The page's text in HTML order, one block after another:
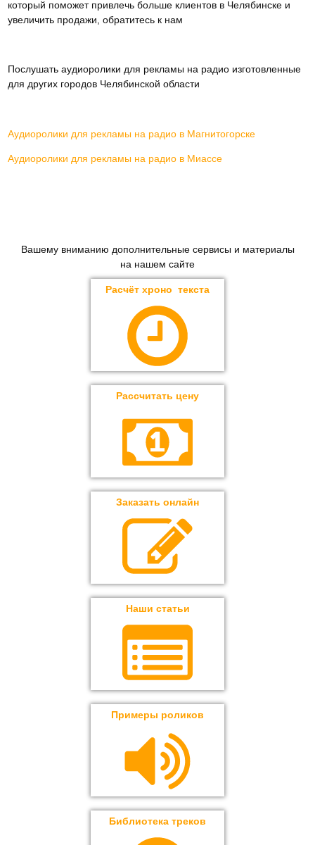
который поможет привлечь больше клиентов в Челябинске и
увеличить продажи, обратитесь к нам
Послушать аудиоролики для рекламы на радио изготовленные
для других городов Челябинской области
Аудиоролики для рекламы на радио в Магнитогорске
Аудиоролики для рекламы на радио в Миассе
Вашему вниманию дополнительные сервисы и материалы
на нашем сайте
Расчёт хроно текста
Рассчитать цену
Заказать онлайн
Наши статьи
Примеры роликов
Библиотека треков